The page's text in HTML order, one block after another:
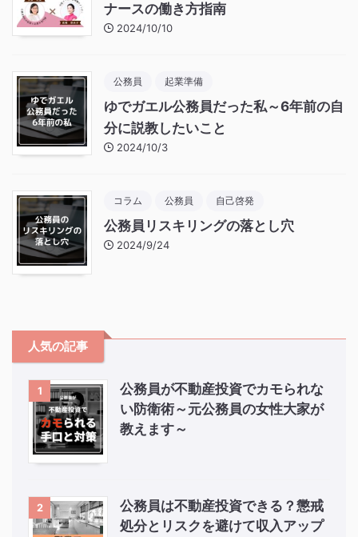
ナースの働き方指南
2024/10/10
公務員 起業準備
ゆでガエル公務員だった私～6年前の自
分に説教したいこと
2024/10/3
コラム 公務員 自己啓発
公務員リスキリングの落とし穴
2024/9/24
人気の記事
1
公務員が不動産投資でカモられな
い防衛術～元公務員の女性大家が
教えます～
2
公務員は不動産投資できる？懲戒
処分とリスクを避けて収入アップ